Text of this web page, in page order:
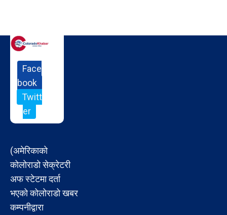
Face
book
Twitt
er
(अमेरिकाको
कोलोराडो सेक्रेटरी
अफ स्टेटमा दर्ता
भएको कोलोराडो खबर
कम्पनीद्वारा